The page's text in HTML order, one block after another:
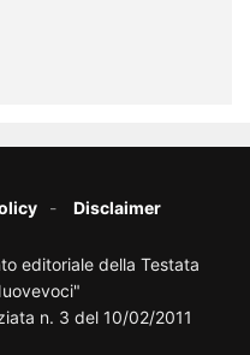
Disclaimer
editoriale della Testata
n. 3 del 10/02/2011